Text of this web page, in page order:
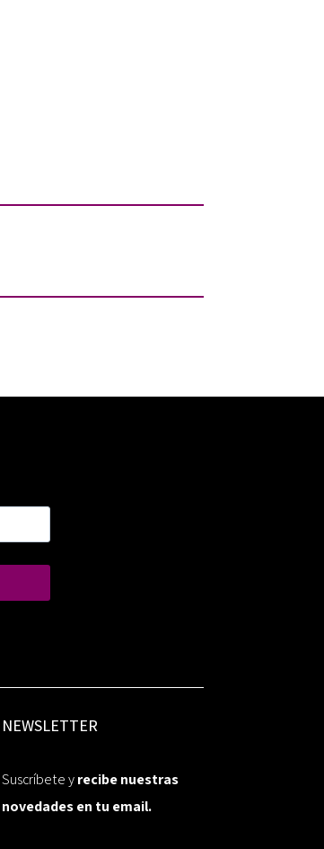
NEWSLETTER
Suscríbete yrecibe nuestras
novedades en tu email.